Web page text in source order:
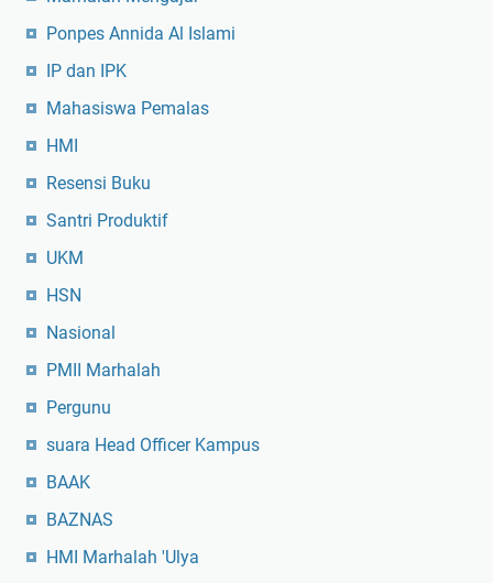
Ponpes Annida Al Islami
IP dan IPK
Mahasiswa Pemalas
HMI
Resensi Buku
Santri Produktif
UKM
HSN
Nasional
PMII Marhalah
Pergunu
suara Head Officer Kampus
BAAK
BAZNAS
HMI Marhalah 'Ulya